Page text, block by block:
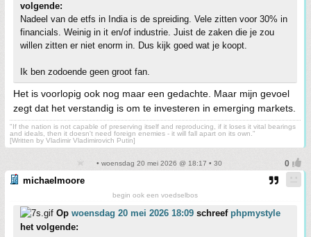
volgende:
Nadeel van de etfs in India is de spreiding. Vele zitten voor 30% in
financials. Weinig in it en/of industrie. Juist de zaken die je zou
willen zitten er niet enorm in. Dus kijk goed wat je koopt.
Ik ben zodoende geen groot fan.
Het is voorlopig ook nog maar een gedachte. Maar mijn gevoel
zegt dat het verstandig is om te investeren in emerging markets.
"If the nation is not capable of preserving itself and reproducing, if it loses it vital bearings
and ideals, then it doesn't need foreign enemies - it will fall apart on its own."
[Written by Vladimir Vladimirovich Putin]
• woensdag 20 mei 2026 @ 18:17 • 30
michaelmoore
begin ook een voedselbos
Op woensdag 20 mei 2026 18:09 schreef phpmystyle
het volgende: